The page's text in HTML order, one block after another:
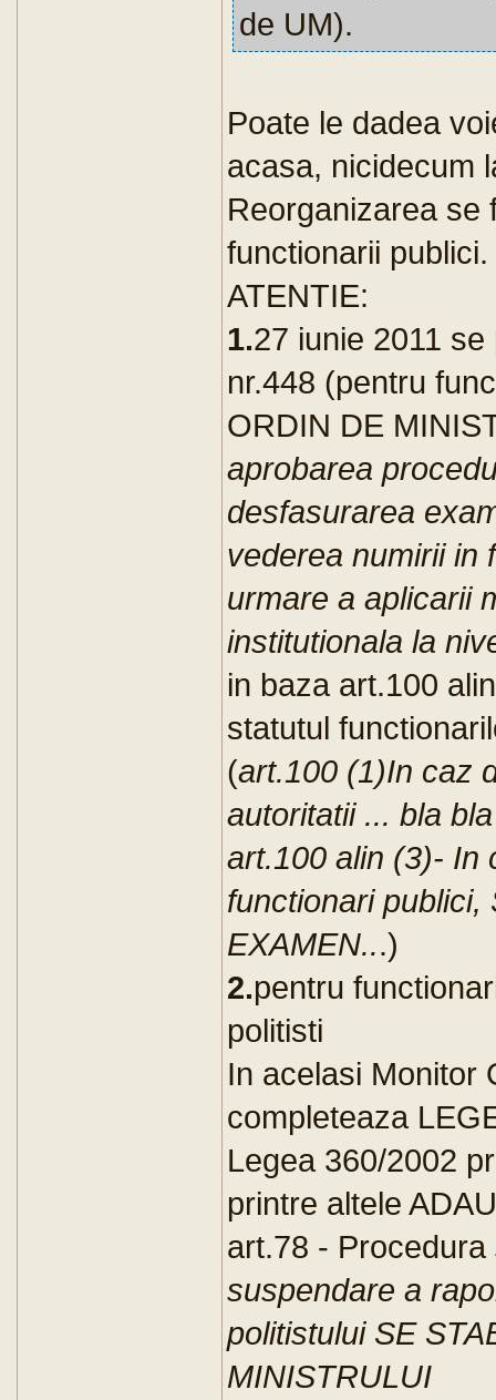
de UM).
Poate le dadea
acasa, nicidecum
Reorganizarea se
functionarii publici.
ATENTIE:
1.27 iunie 2011
nr.448 (pentru
ORDIN DE
aprobarea
desfasurarea
vederea numirii in
urmare a aplicarii
institutionala la
in baza art.100
statutul
(art.100 (1)In caz
autoritatii ... bla
art.100 alin (3)- In
functionari publici,
EXAMEN...)
2.pentru
politisti
In acelasi Monitor
completeaza
Legea 360/2002
printre altele
art.78 - Procedura
suspendare a
politistului SE
MINISTRULUI